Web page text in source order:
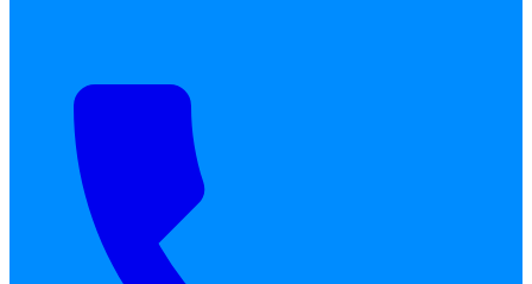
Interested Blog
โปรแกรมบริหารงานบุคคล
การคิดเงินเดือน